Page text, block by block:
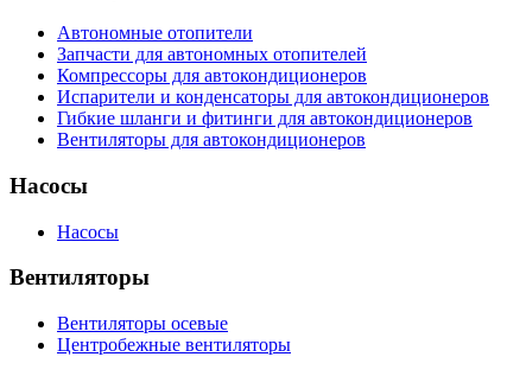
Автономные отопители
Запчасти для автономных отопителей
Компрессоры для автокондиционеров
Испарители и конденсаторы для автокондиционеров
Гибкие шланги и фитинги для автокондиционеров
Вентиляторы для автокондиционеров
Насосы
Насосы
Вентиляторы
Вентиляторы осевые
Центробежные вентиляторы